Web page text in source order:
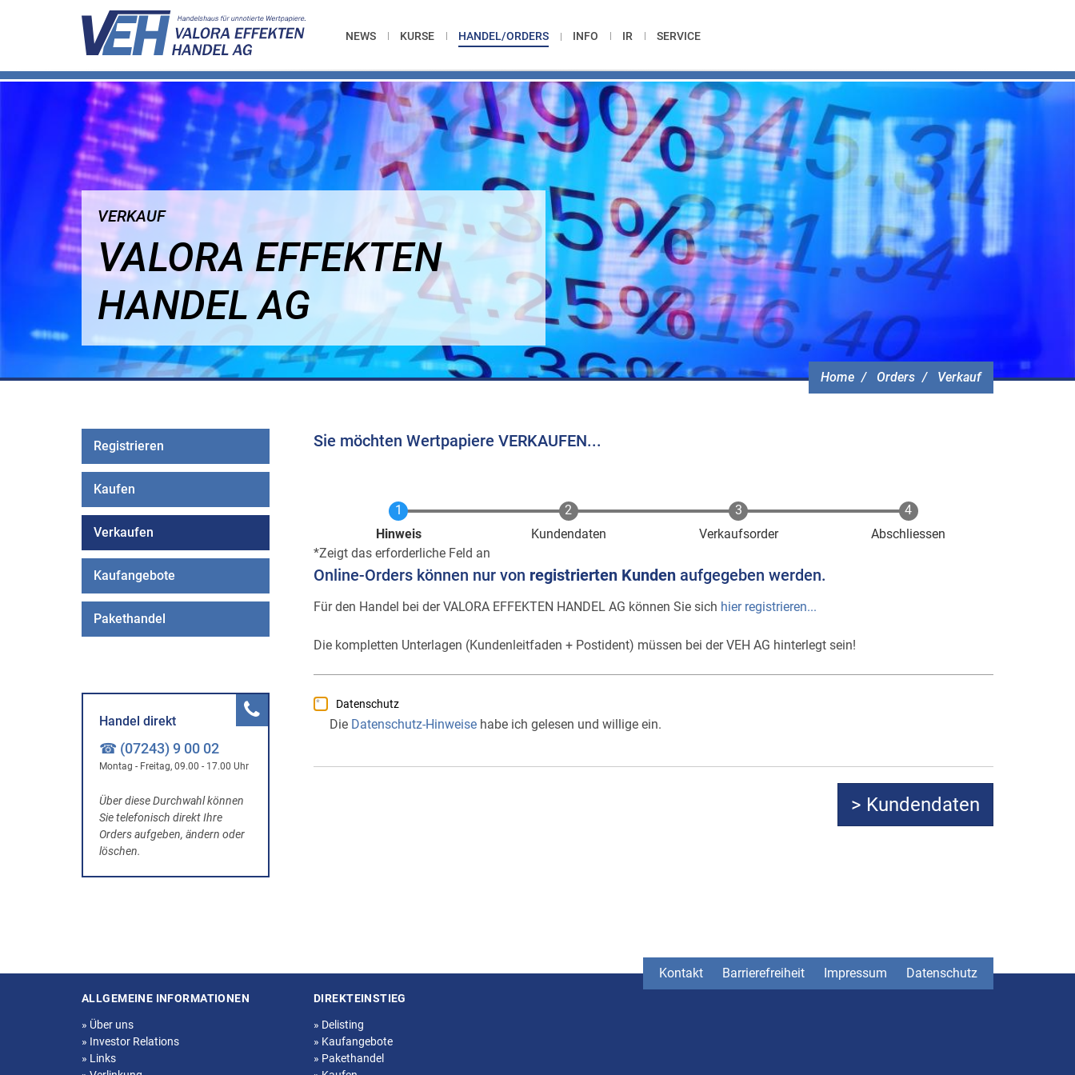
NEWS KURSE HANDEL/ORDERS INFO IR SERVICE
Home Orders Verkauf
VERKAUF
VALORA EFFEKTEN
HANDEL AG
Sie möchten Wertpapiere VERKAUFEN...
Aktuell
Hinweis Kundendaten Verkaufsorder
Abschliessen
Zeigt das erforderliche Feld an
Online-Orders können nur von registrierten Kunden aufgegeben werden.
Für den Handel bei der VALORA EFFEKTEN HANDEL AG können Sie sich hier registrieren...
Die kompletten Unterlagen (Kundenleitfaden + Postident) müssen bei der VEH AG hinterlegt sein!
Datenschutz
Die Datenschutz-Hinweise habe ich gelesen und willige ein.
Registrieren
Kaufen
Verkaufen
Kaufangebote
Pakethandel
Handel direkt
☎ (07243) 9 00 02
Montag - Freitag, 09.00 - 17.00 Uhr
Über diese Durchwahl können
Sie telefonisch direkt Ihre
Orders aufgeben, ändern oder
löschen.
Kontakt Barrierefreiheit Impressum Datenschutz
Seitenstruktur
ALLGEMEINE INFORMATIONEN
» Über uns
» Investor Relations
» Links
DIREKTEINSTIEG
» Delisting
» Kaufangebote
» Pakethandel